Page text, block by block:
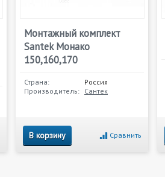
Монтажный комплект
Santek Монако
150,160,170
Страна:
Россия
Производитель: Сантек
В корзину Сравнить